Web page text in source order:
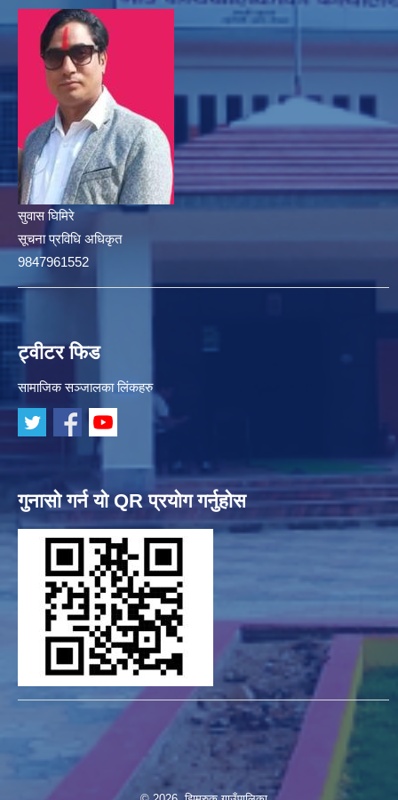
सुवास घिमिरे
सूचना प्रविधि अधिकृत
9847961552
ट्वीटर फिड
सामाजिक सञ्जालका लिंकहरु
गुनासो गर्न यो QR प्रयोग गर्नुहोस